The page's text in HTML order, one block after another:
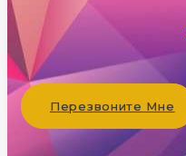
Перезвоните Мне